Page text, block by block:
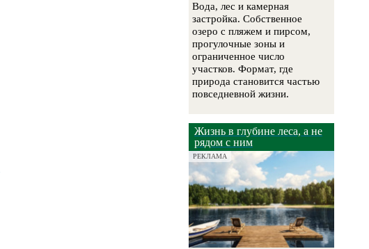
Вода, лес и камерная
застройка. Собственное
озеро с пляжем и пирсом,
прогулочные зоны и
ограниченное число
участков. Формат, где
природа становится частью
повседневной жизни.
Жизнь в глубине леса, а не
рядом с ним
РЕКЛАМА